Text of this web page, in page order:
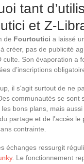
tant
et Z-
de Fourtoutici a laissé
créer, pas de publicité
culte. Son évaporation a
d’inscriptions
il s’agit surtout de ne
communautés se
bons plans, mais
partage et de l’accès
contrainte.
échanges ressurgit
. Le fonctionnement